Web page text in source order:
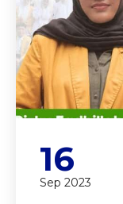
16
Sep 2023